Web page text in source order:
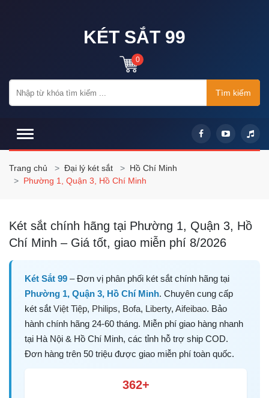
KÉT SẮT 99
0
Tìm kiếm
Trang chủ Đại lý két sắt
Hồ Chí Minh
Phường 1, Quận 3, Hồ Chí Minh
Két sắt chính hãng tại Phường 1, Quận 3, Hồ
Chí Minh – Giá tốt, giao miễn phí 8/2026
Két Sắt 99 – Đơn vị phân phối két sắt chính hãng tại
Phường 1, Quận 3, Hồ Chí Minh. Chuyên cung cấp
két sắt Việt Tiệp, Philips, Bofa, Liberty, Aifeibao. Bảo
hành chính hãng 24-60 tháng. Miễn phí giao hàng nhanh
tại Hà Nội & Hồ Chí Minh, các tỉnh hỗ trợ ship COD.
Đơn hàng trên 50 triệu được giao miễn phí toàn quốc.
362+